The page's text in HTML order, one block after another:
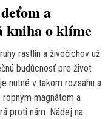
a
kniha o klíme
rastlín a živočíchov už
budúcnosť pre život
nutné v takom rozsahu a
magnátom a
proti nám. Nádej na